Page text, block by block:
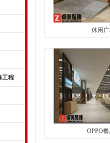
工程
休闲
OPPO